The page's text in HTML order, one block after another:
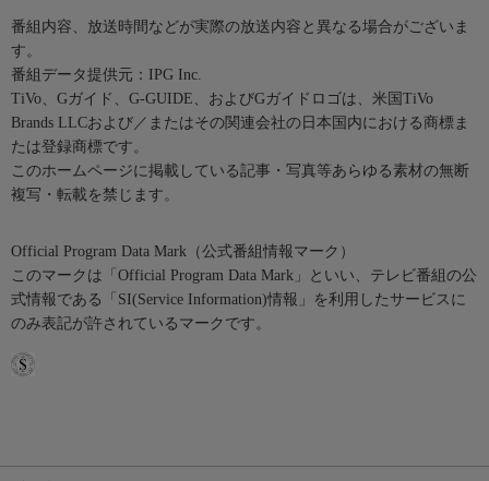
番組内容、放送時間などが実際の放送内容と異なる場合がございま
す。
番組データ提供元：IPG Inc.
TiVo、Gガイド、G-GUIDE、およびGガイドロゴは、米国TiVo
Brands LLCおよび／またはその関連会社の日本国内における商標ま
たは登録商標です。
このホームページに掲載している記事・写真等あらゆる素材の無断
複写・転載を禁じます。
Official Program Data Mark（公式番組情報マーク）
このマークは「Official Program Data Mark」といい、テレビ番組の公
式情報である「SI(Service Information)情報」を利用したサービスに
のみ表記が許されているマークです。